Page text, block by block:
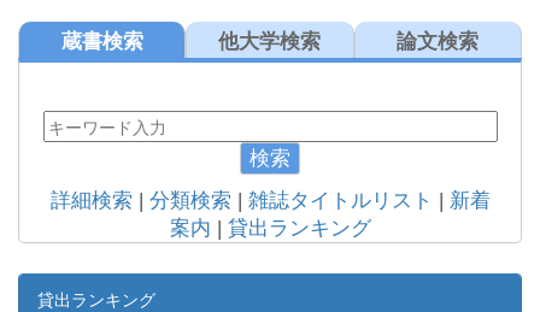
蔵書検索 他大学検索 論文検索
検索
詳細検索 | 分類検索 | 雑誌タイトルリスト | 新着
案内 | 貸出ランキング
貸出ランキング